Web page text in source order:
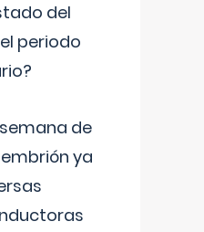
del
periodo
de
ya